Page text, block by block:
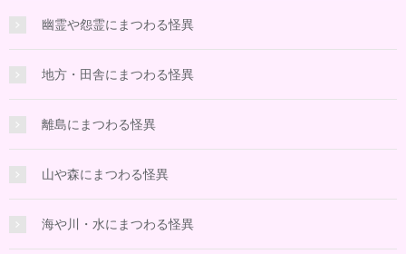
幽霊や怨霊にまつわる怪異
地方・田舎にまつわる怪異
離島にまつわる怪異
山や森にまつわる怪異
海や川・水にまつわる怪異